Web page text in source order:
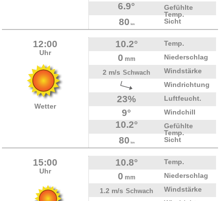
6.9°
Gefühlte
Temp.
80 km Sicht
12:00
Uhr
Wetter
10.2° Temp.
0 mm
Niederschlag
2 m/s Schwach
Windstärke
Windrichtung
23% Luftfeucht.
9° Windchill
10.2°
Gefühlte
Temp.
80 km Sicht
15:00
Uhr
10.8° Temp.
0 mm
Niederschlag
1.2 m/s Schwach
Windstärke